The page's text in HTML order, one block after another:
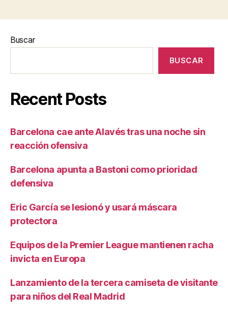
Buscar
BUSCAR
Recent Posts
Barcelona cae ante Alavés tras una noche sin
reacción ofensiva
Barcelona apunta a Bastoni como prioridad
defensiva
Eric García se lesionó y usará máscara
protectora
Equipos de la Premier League mantienen racha
invicta en Europa
Lanzamiento de la tercera camiseta de visitante
para niños del Real Madrid